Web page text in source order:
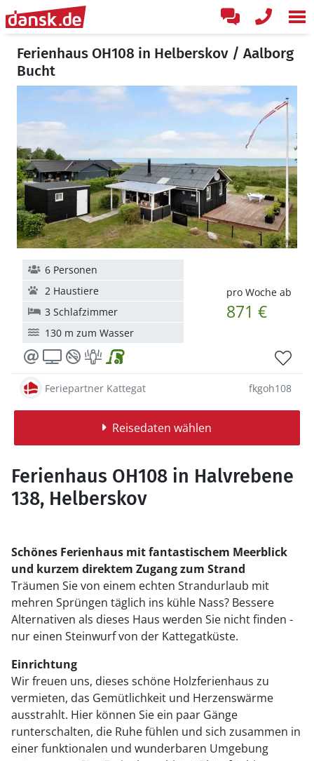
Ferienhaus OH108 in Helberskov / Aalborg
Bucht
pro Woche ab
871 €
6 Personen
2 Haustiere
3 Schlafzimmer
130 m zum Wasser
Feriepartner Kattegat fkgoh108
Reisedaten wählen
Ferienhaus OH108 in Halvrebene
138, Helberskov
Schönes Ferienhaus mit fantastischem Meerblick
und kurzem direktem Zugang zum Strand
Träumen Sie von einem echten Strandurlaub mit
mehren Sprüngen täglich ins kühle Nass? Bessere
Alternativen als dieses Haus werden Sie nicht finden -
nur einen Steinwurf von der Kattegatküste.
Einrichtung
Wir freuen uns, dieses schöne Holzferienhaus zu
vermieten, das Gemütlichkeit und Herzenswärme
ausstrahlt. Hier können Sie ein paar Gänge
runterschalten, die Ruhe fühlen und sich zusammen in
einer funktionalen und wunderbaren Umgebung